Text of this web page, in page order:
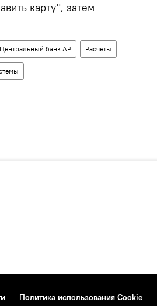
карту", затем
Центральный банк АР Расчеты
Политика использования Cookie